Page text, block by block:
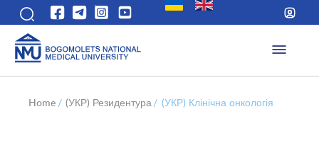
Home / (УКР) Резидентура/ (УКР) Клінічна онкологія